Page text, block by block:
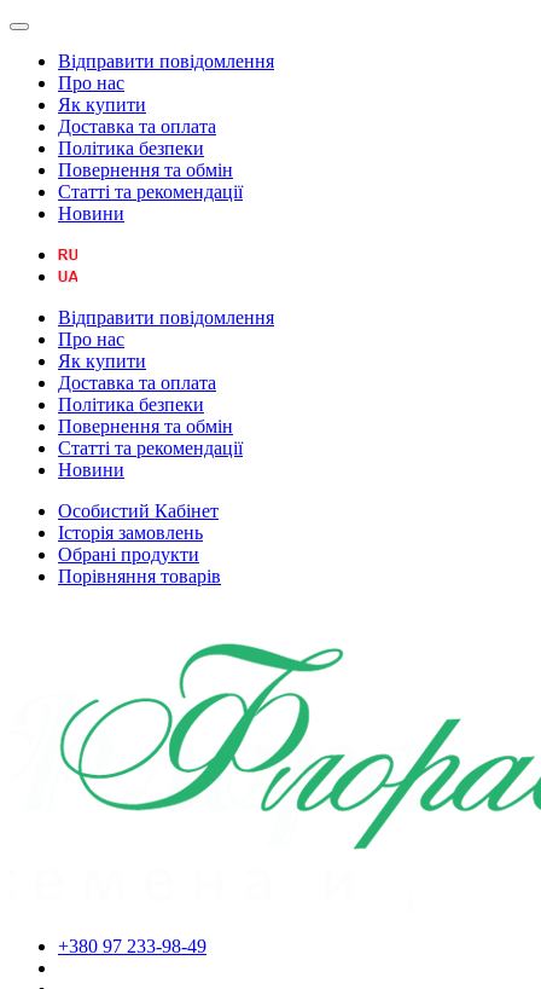
Відправити повідомлення
Про нас
Як купити
Доставка та оплата
Політика безпеки
Повернення та обмін
Статті та рекомендації
Новини
Відправити повідомлення
Про нас
Як купити
Доставка та оплата
Політика безпеки
Повернення та обмін
Статті та рекомендації
Новини
Особистий Кабінет
Історія замовлень
Обрані продукти
Порівняння товарів
+380 97 233-98-49